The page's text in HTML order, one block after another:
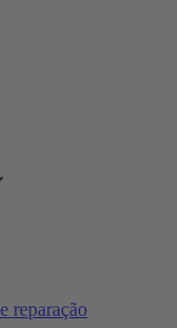
reparação